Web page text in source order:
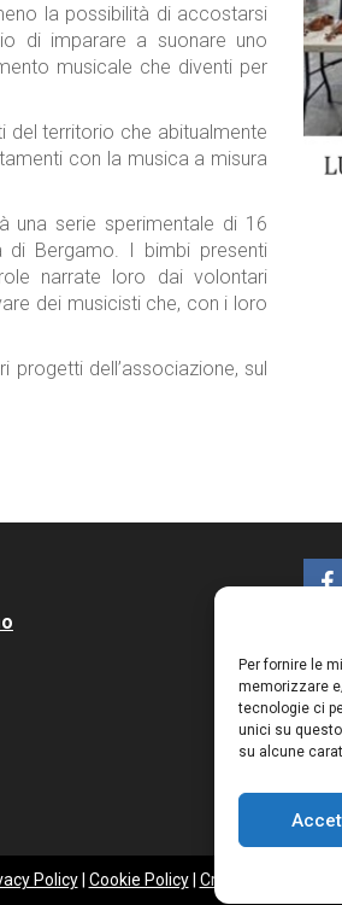
Per fornire le
memorizzare
tecnologie ci
unici su
su alcune
la possibilità di accostarsi
di imparare a suonare uno
musicale che diventi per
del territorio che abitualmente
con la musica a misura
una serie sperimentale di 16
Bergamo. I bimbi presenti
narrate loro dai volontari
dei musicisti che, con i loro
dell’associazione, sul
Policy| Cookie Policy| Credits